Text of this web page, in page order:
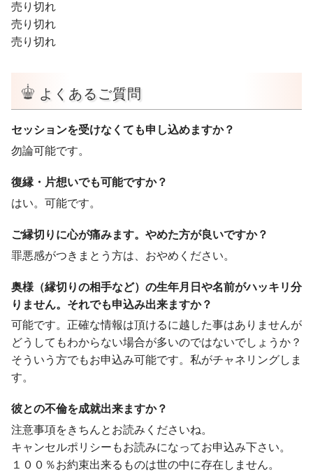
売り切れ
売り切れ
売り切れ
よくあるご質問
セッションを受けなくても申し込めますか？
勿論可能です。
復縁・片想いでも可能ですか？
はい。可能です。
ご縁切りに心が痛みます。やめた方が良いですか？
罪悪感がつきまとう方は、おやめください。
奥様（縁切りの相手など）の生年月日や名前がハッキリ分
りません。それでも申込み出来ますか？
可能です。正確な情報は頂けるに越した事はありませんが
どうしてもわからない場合が多いのではないでしょうか？
そういう方でもお申込み可能です。私がチャネリングしま
す。
彼との不倫を成就出来ますか？
注意事項をきちんとお読みくださいね。
キャンセルポリシーもお読みになってお申込み下さい。
１００％お約束出来るものは世の中に存在しません。